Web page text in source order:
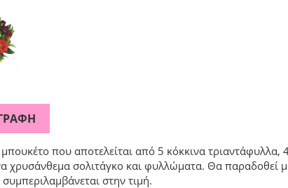
που αποτελείται από 5 κόκκινα τριαντάφυλλα,
χρυσάνθεμα σολιτάγκο και φυλλώματα. Θα παραδοθεί
στην τιμή.